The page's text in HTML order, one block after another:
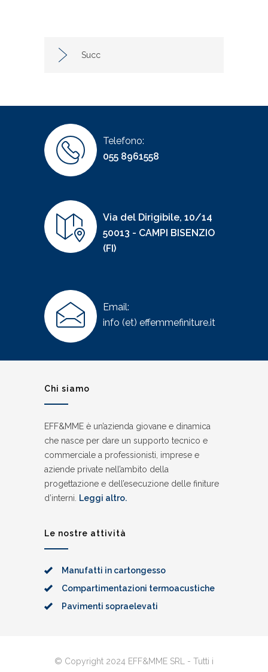
Succ
Telefono:
055 8961558
Via del Dirigibile, 10/14
50013 - CAMPI BISENZIO
(FI)
Email:
info (et) effemmefiniture.it
Chi siamo
EFF&MME è un’azienda giovane e dinamica
che nasce per dare un supporto tecnico e
commerciale a professionisti, imprese e
aziende private nell’ambito della
progettazione e dell’esecuzione delle finiture
d’interni. Leggi altro.
Le nostre attività
Manufatti in cartongesso
Compartimentazioni termoacustiche
Pavimenti sopraelevati
© Copyright 2024 EFF&MME SRL - Tutti i